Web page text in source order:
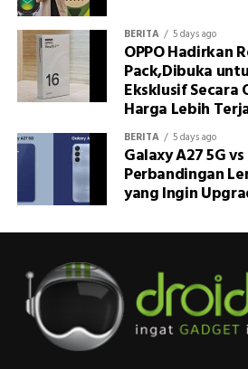
BERITA 5 days ago
OPPO Hadirkan
Pack,Dibuka
Eksklusif Secara
Harga Lebih
BERITA 5 days ago
Galaxy A27 5G
Perbandingan
yang Ingin